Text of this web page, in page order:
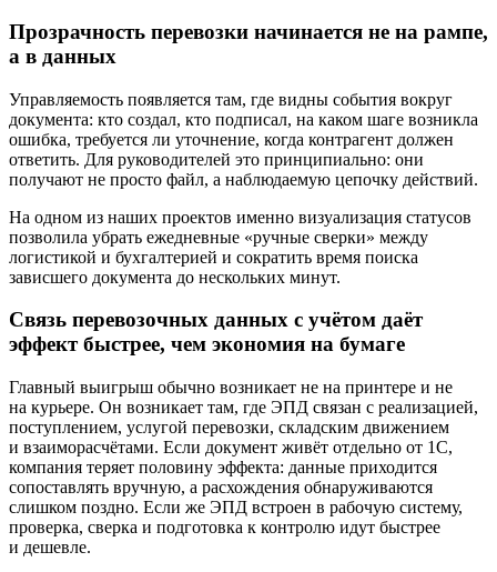
Прозрачность перевозки начинается не на рампе,
а в данных
Управляемость появляется там, где видны события вокруг
документа: кто создал, кто подписал, на каком шаге возникла
ошибка, требуется ли уточнение, когда контрагент должен
ответить. Для руководителей это принципиально: они
получают не просто файл, а наблюдаемую цепочку действий.
На одном из наших проектов именно визуализация статусов
позволила убрать ежедневные «ручные сверки» между
логистикой и бухгалтерией и сократить время поиска
зависшего документа до нескольких минут.
Связь перевозочных данных с учётом даёт
эффект быстрее, чем экономия на бумаге
Главный выигрыш обычно возникает не на принтере и не
на курьере. Он возникает там, где ЭПД связан с реализацией,
поступлением, услугой перевозки, складским движением
и взаиморасчётами. Если документ живёт отдельно от 1С,
компания теряет половину эффекта: данные приходится
сопоставлять вручную, а расхождения обнаруживаются
слишком поздно. Если же ЭПД встроен в рабочую систему,
проверка, сверка и подготовка к контролю идут быстрее
и дешевле.